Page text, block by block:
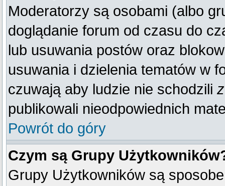
Moderatorzy są osobami (albo
doglądanie forum od czasu do
lub usuwania postów oraz
usuwania i dzielenia tematów w
czuwają aby ludzie nie schodzili
publikowali nieodpowiednich
Powrót do góry
Czym są Grupy
Grupy Użytkowników są